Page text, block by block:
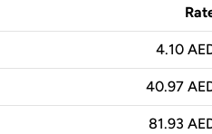
4.10
40.97
81.93